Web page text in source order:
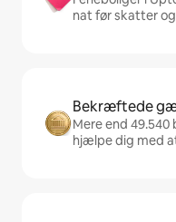
nat før skatter
Bekræftede
Mere end
hjælpe dig med